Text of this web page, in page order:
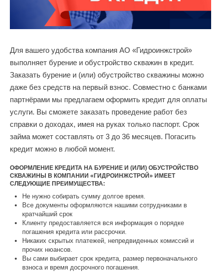
Для вашего удобства компания АО «Гидроинжстрой»
выполняет бурение и обустройство скважин в кредит.
Заказать бурение и (или) обустройство скважины можно
даже без средств на первый взнос. Совместно с банками
партнёрами мы предлагаем оформить кредит для оплаты
услуги. Вы сможете заказать проведение работ без
справки о доходах, имея на руках только паспорт. Срок
займа может составлять от 3 до 36 месяцев. Погасить
кредит можно в любой момент.
ОФОРМЛЕНИЕ КРЕДИТА НА БУРЕНИЕ И (ИЛИ) ОБУСТРОЙСТВО
СКВАЖИНЫ В КОМПАНИИ «ГИДРОИНЖСТРОЙ» ИМЕЕТ
СЛЕДУЮЩИЕ ПРЕИМУЩЕСТВА:
Не нужно собирать сумму долгое время.
Все документы оформляются нашими сотрудниками в
кратчайший срок
Клиенту предоставляется вся информация о порядке
погашения кредита или рассрочки.
Никаких скрытых платежей, непредвиденных комиссий и
прочих нюансов.
Вы сами выбирает срок кредита, размер первоначального
взноса и время досрочного погашения.